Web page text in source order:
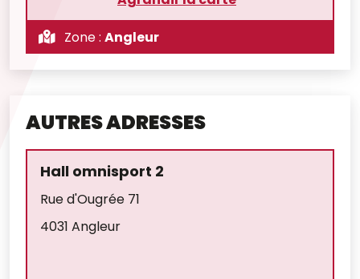
Zone : Angleur
AUTRES ADRESSES
Hall omnisport 2
Rue d'Ougrée 71
4031 Angleur